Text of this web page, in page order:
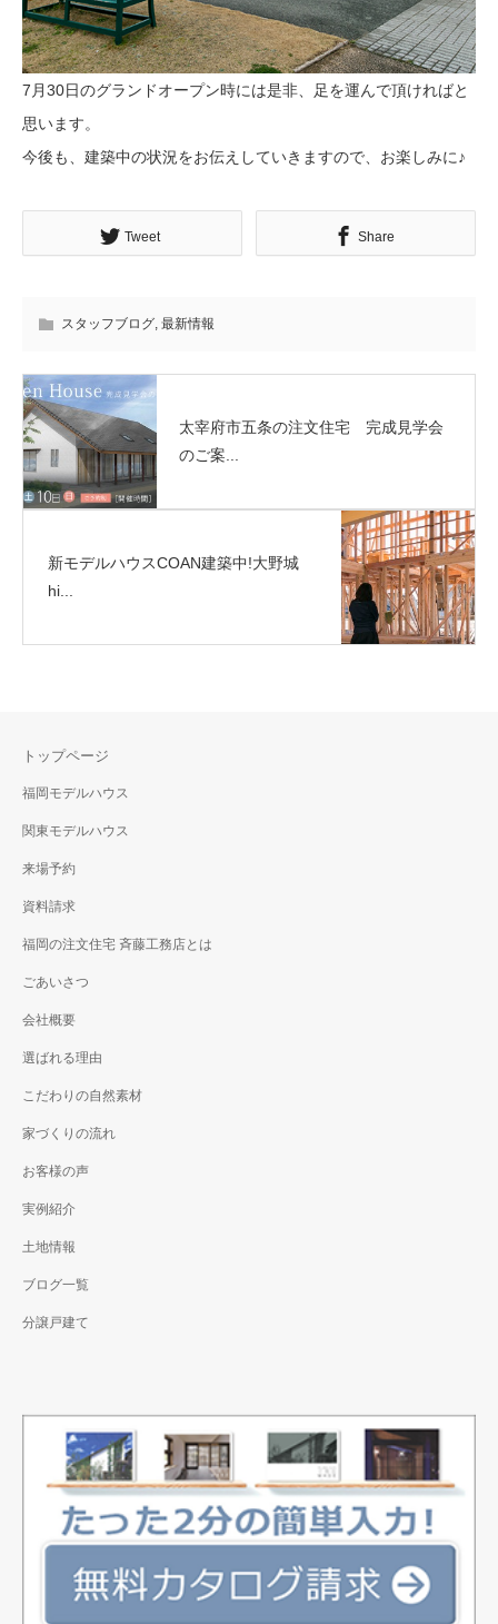
7月30日のグランドオープン時には是非、足を運んで頂ければと
思います。
今後も、建築中の状況をお伝えしていきますので、お楽しみに♪
Tweet Share
スタッフブログ 最新情報
太宰府市五条の注文住宅 完成見学会
のご案...
新モデルハウスCOAN建築中!大野城
hi...
トップページ
福岡モデルハウス
関東モデルハウス
来場予約
資料請求
福岡の注文住宅 斉藤工務店とは
ごあいさつ
会社概要
選ばれる理由
こだわりの自然素材
家づくりの流れ
お客様の声
実例紹介
土地情報
ブログ一覧
分譲戸建て